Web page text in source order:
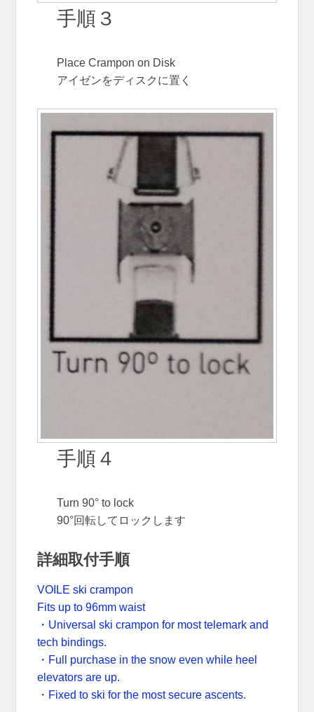
手順３
Place Crampon on Disk
アイゼンをディスクに置く
手順４
Turn 90° to lock
90°回転してロックします
詳細取付手順
VOILE ski crampon
Fits up to 96mm waist
・Universal ski crampon for most telemark and
tech bindings.
・Full purchase in the snow even while heel
elevators are up.
・Fixed to ski for the most secure ascents.